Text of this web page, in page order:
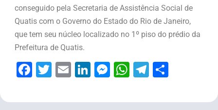
conseguido pela Secretaria de Assistência Social de
Quatis com o Governo do Estado do Rio de Janeiro,
que tem seu núcleo localizado no 1º piso do prédio da
Prefeitura de Quatis.
Facebook
Twitter
EmailLinkedIn
Messenger
WhatsApp
Telegram